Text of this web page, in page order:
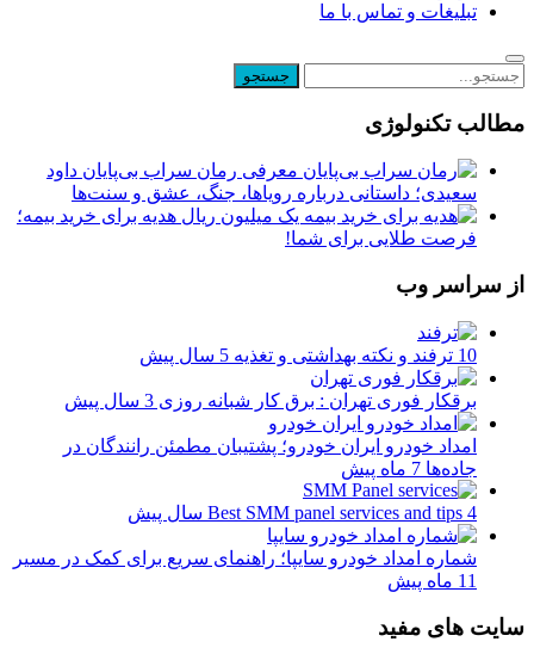
تبلیغات و تماس با ما
مطالب تکنولوژی
معرفی رمان سراب بی‌پایان داود
سعیدی؛ داستانی درباره رویاها، جنگ، عشق و سنت‌ها
یک میلیون ریال هدیه برای خرید بیمه؛
فرصت طلایی برای شما!
از سراسر وب
10 ترفند و نکته بهداشتی و تغذیه 5 سال پیش
برقکار فوری تهران : برق کار شبانه روزی 3 سال پیش
امداد خودرو ایران خودرو؛ پشتیبان مطمئن رانندگان در
جاده‌ها 7 ماه پیش
Best SMM panel services and tips 4 سال پیش
شماره امداد خودرو سایپا؛ راهنمای سریع برای کمک در مسیر
11 ماه پیش
سایت های مفید